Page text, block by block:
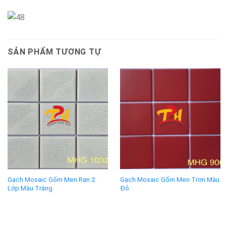
SẢN PHẨM TƯƠNG TỰ
Gạch Mosaic Gốm Men Rạn 2
Lớp Màu Trắng
Gạch Mosaic Gốm Men Trơn Màu
Đỏ